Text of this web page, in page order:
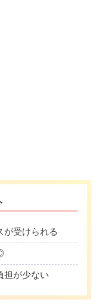
が受けられる
担が少ない